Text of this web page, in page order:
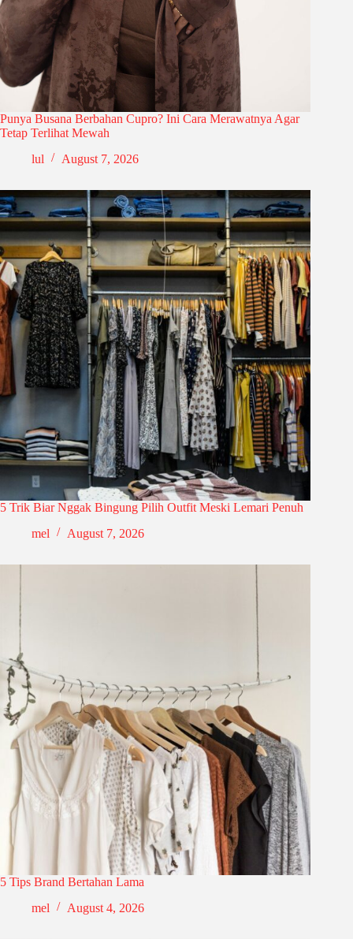
Punya Busana Berbahan Cupro? Ini Cara Merawatnya Agar
Tetap Terlihat Mewah
lul
August 7, 2026
5 Trik Biar Nggak Bingung Pilih Outfit Meski Lemari Penuh
mel
August 7, 2026
5 Tips Brand Bertahan Lama
mel
August 4, 2026